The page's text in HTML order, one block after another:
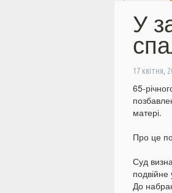
У
17 квітня,
65-
матері.
Про це
Суд
До